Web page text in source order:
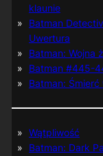
klaunie
Batman
Uwertura
Batman: Wojna
Batman #445-
Batman:
Wątpliwość
Batman: Dark